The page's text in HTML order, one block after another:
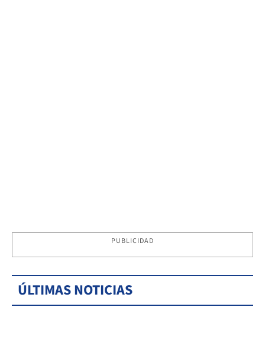
PUBLICIDAD
ÚLTIMAS NOTICIAS